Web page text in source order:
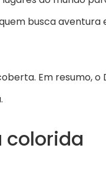
busca aventura
Em resumo,
colorida